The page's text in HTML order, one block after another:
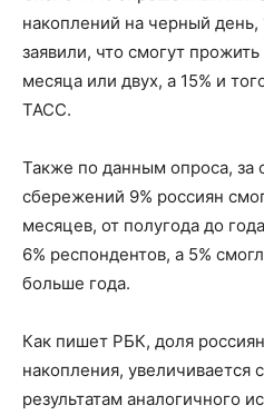
накоплений на черный день,
заявили, что смогут
месяца или двух, а 15% и
ТАСС.
Также по данным опроса, за
сбережений 9% россиян
месяцев, от полугода до
6% респондентов, а 5%
больше года.
Как пишет РБК, доля
накопления, увеличивается
результатам аналогичного